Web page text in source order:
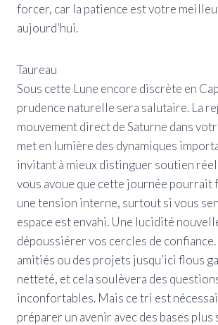
forcer, car la patience est votre
aujourd’hui.
Taureau
Sous cette Lune encore discrète en
prudence naturelle sera salutaire. La
mouvement direct de Saturne dans
met en lumière des dynamiques
invitant à mieux distinguer soutien
vous avoue que cette journée pourrait
une tension interne, surtout si vous
espace est envahi. Une lucidité
dépoussiérer vos cercles de
amitiés ou des projets jusqu’ici flous
netteté, et cela soulèvera des
inconfortables. Mais ce tri est
préparer un avenir avec des bases plus